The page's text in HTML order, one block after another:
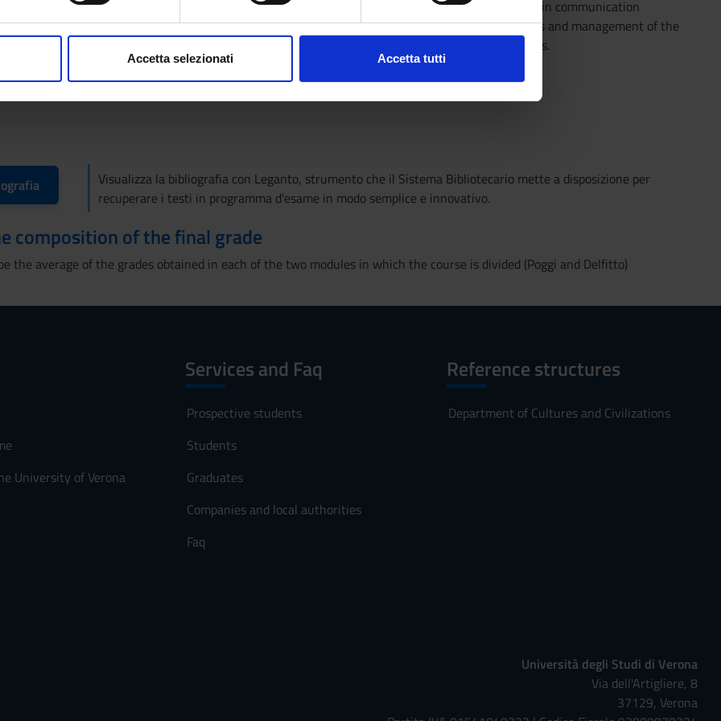
in qualsiasi momento dalla Dichiarazione sui cookie.
e social media, i quali potrebbero combinarle con altre informazioni che hai fornito loro o
dei loro servizi.
Accetta selezionati Accetta tutti
on the relation between language and mind and on the formal analyses of the use of language in communication
Gricean and post-Gricean approaches. The main task is familiarizing participants to the analysis and management of the
cultural processes that are responsible for the creation of meaning and the interpretation of signs.
basic notions
Visualizza la bibliografia con Leganto, strumento che il Sistema Bibliotecario mette a disposizione per
recuperare i testi in programma d'esame in modo semplice e innovativo.
composition of the final grade
the average of the grades obtained in each of the two modules in which the course is divided (Poggi and Delfitto)
University of Verona
Services and Faq
Prospective students
Students
Graduates
Companies and local authorities
Faq
Reference structures
Department of Cultures and Civilizations
Università degli Studi di Verona
Via dell'Artigliere, 8
37129, Verona